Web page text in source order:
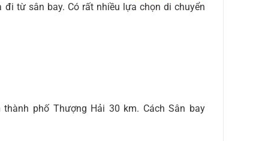
từ sân bay. Có rất nhiều lựa chọn di chuyển
phố Thượng Hải 30 km. Cách Sân bay